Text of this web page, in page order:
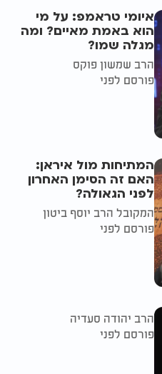
איומי טראמפ: על מי
הוא באמת מאיים? ומה
מגלה שמו?
הרב שמשון פוקס
פורסם לפני
המתיחות מול איראן:
האם זה הסימן האחרון
לפני הגאולה?
המקובל הרב יוסף ביטון
פורסם לפני
הרב יהודה סעדיה
פורסם לפני